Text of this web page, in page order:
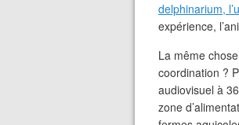
delphinarium,
expérience,
La même
coordination ?
audiovisuel à
zone